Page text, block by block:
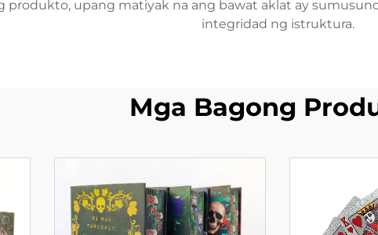
upang matiyak na ang bawat aklat ay
integridad ng istruktura.
Mga Bagong